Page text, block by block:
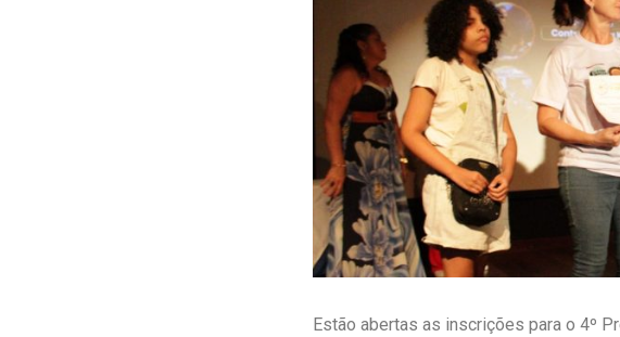
Estão abertas as inscrições para o 4º